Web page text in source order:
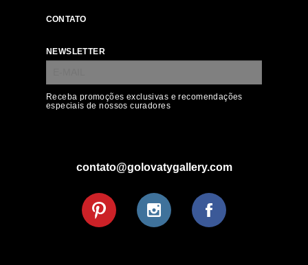
CONTATO
NEWSLETTER
Receba promoções exclusivas e recomendações
especiais de nossos curadores
contato@golovatygallery.com